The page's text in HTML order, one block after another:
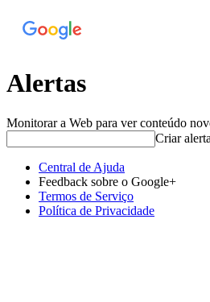
Alertas
Monitorar a Web para ver conteúdo
Criar alerta
Central de Ajuda
Feedback sobre o Google+
Termos de Serviço
Política de Privacidade